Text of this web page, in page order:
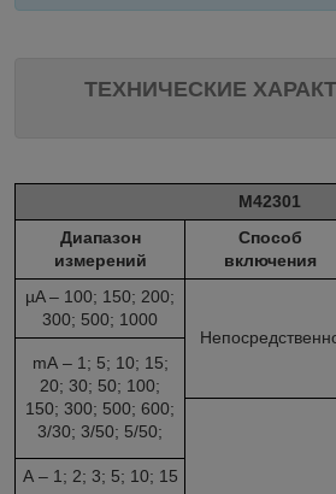
ТЕХНИЧЕСКИЕ
М42301
Диапазон
измерений
Способ
включения
µA – 100; 150; 200;
300; 500; 1000
mА – 1; 5; 10; 15;
20; 30; 50; 100;
150; 300; 500; 600;
3/30; 3/50; 5/50;
А – 1; 2; 3; 5; 10; 15